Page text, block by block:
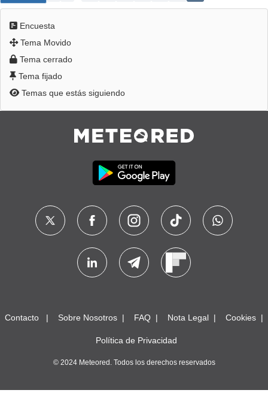
Encuesta
Tema Movido
Tema cerrado
Tema fijado
Temas que estás siguiendo
Contacto Sobre Nosotros FAQ Nota Legal Cookies
Política de Privacidad
© 2024 Meteored. Todos los derechos reservados